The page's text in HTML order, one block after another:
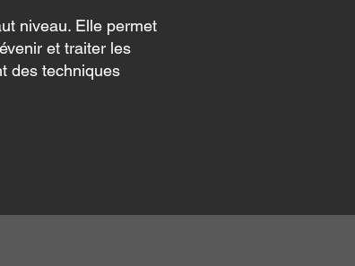
niveau. Elle permet
et traiter les
des techniques